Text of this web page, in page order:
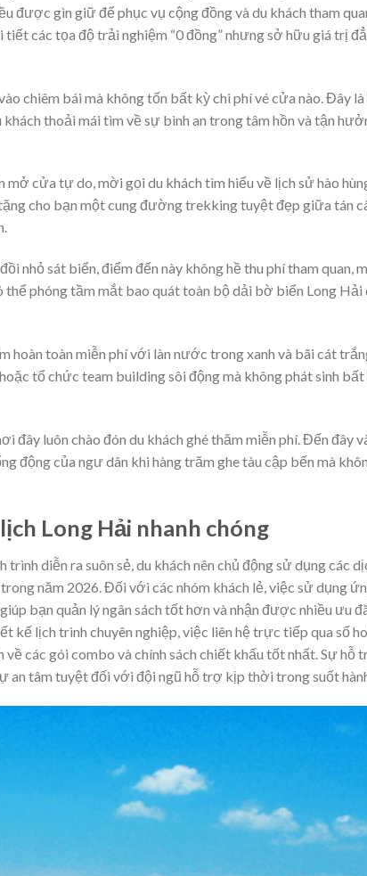
được gìn giữ để phục vụ cộng đồng và du khách tham
các tọa độ trải nghiệm “0 đồng” nhưng sở hữu giá trị
chiêm bái mà không tốn bất kỳ chi phí vé cửa nào. Đây
thoải mái tìm về sự bình an trong tâm hồn và tận
cửa tự do, mời gọi du khách tìm hiểu về lịch sử hào
cho bạn một cung đường trekking tuyệt đẹp giữa tán
nhỏ sát biển, điểm đến này không hề thu phí tham quan,
phóng tầm mắt bao quát toàn bộ dải bờ biển Long Hải
hoàn toàn miễn phí với làn nước trong xanh và bãi cát
tổ chức team building sôi động mà không phát sinh
đây luôn chào đón du khách ghé thăm miễn phí. Đến đây
động của ngư dân khi hàng trăm ghe tàu cập bến mà
Long Hải nhanh chóng
diễn ra suôn sẻ, du khách nên chủ động sử dụng các
năm 2026. Đối với các nhóm khách lẻ, việc sử dụng
bạn quản lý ngân sách tốt hơn và nhận được nhiều ưu
kế lịch trình chuyên nghiệp, việc liên hệ trực tiếp qua số
các gói combo và chính sách chiết khấu tốt nhất. Sự hỗ
an tâm tuyệt đối với đội ngũ hỗ trợ kịp thời trong suốt